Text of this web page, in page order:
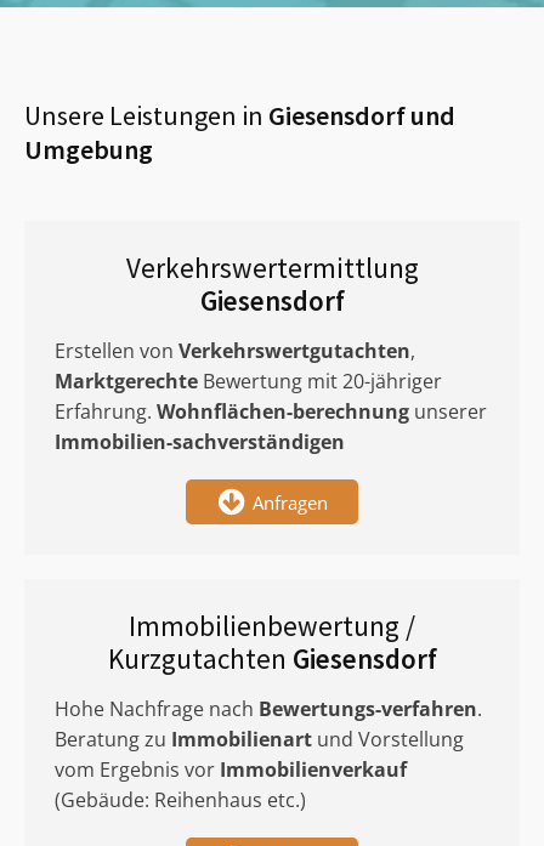
Unsere Leistungen in Giesensdorfund
Umgebung
Verkehrswertermittlung
Giesensdorf
Erstellen von Verkehrswertgutachten,
Marktgerechte Bewertung mit 20-jähriger
Erfahrung. Wohnflächen-berechnung unserer
Immobilien-sachverständigen
Anfragen
Immobilienbewertung /
Kurzgutachten Giesensdorf
Hohe Nachfrage nach Bewertungs-verfahren.
Beratung zu Immobilienart und Vorstellung
vom Ergebnis vor Immobilienverkauf
(Gebäude: Reihenhaus etc.)